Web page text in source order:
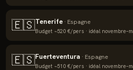
🇪🇸Tenerife · Espagne
Budget ~520 €/pers · idéal
🇪🇸Fuerteventura · Espagne
Budget ~510 €/pers · idéal